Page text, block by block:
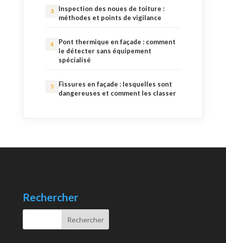
Inspection des noues de toiture :
méthodes et points de vigilance
Pont thermique en façade : comment
le détecter sans équipement
spécialisé
Fissures en façade : lesquelles sont
dangereuses et comment les classer
Rechercher